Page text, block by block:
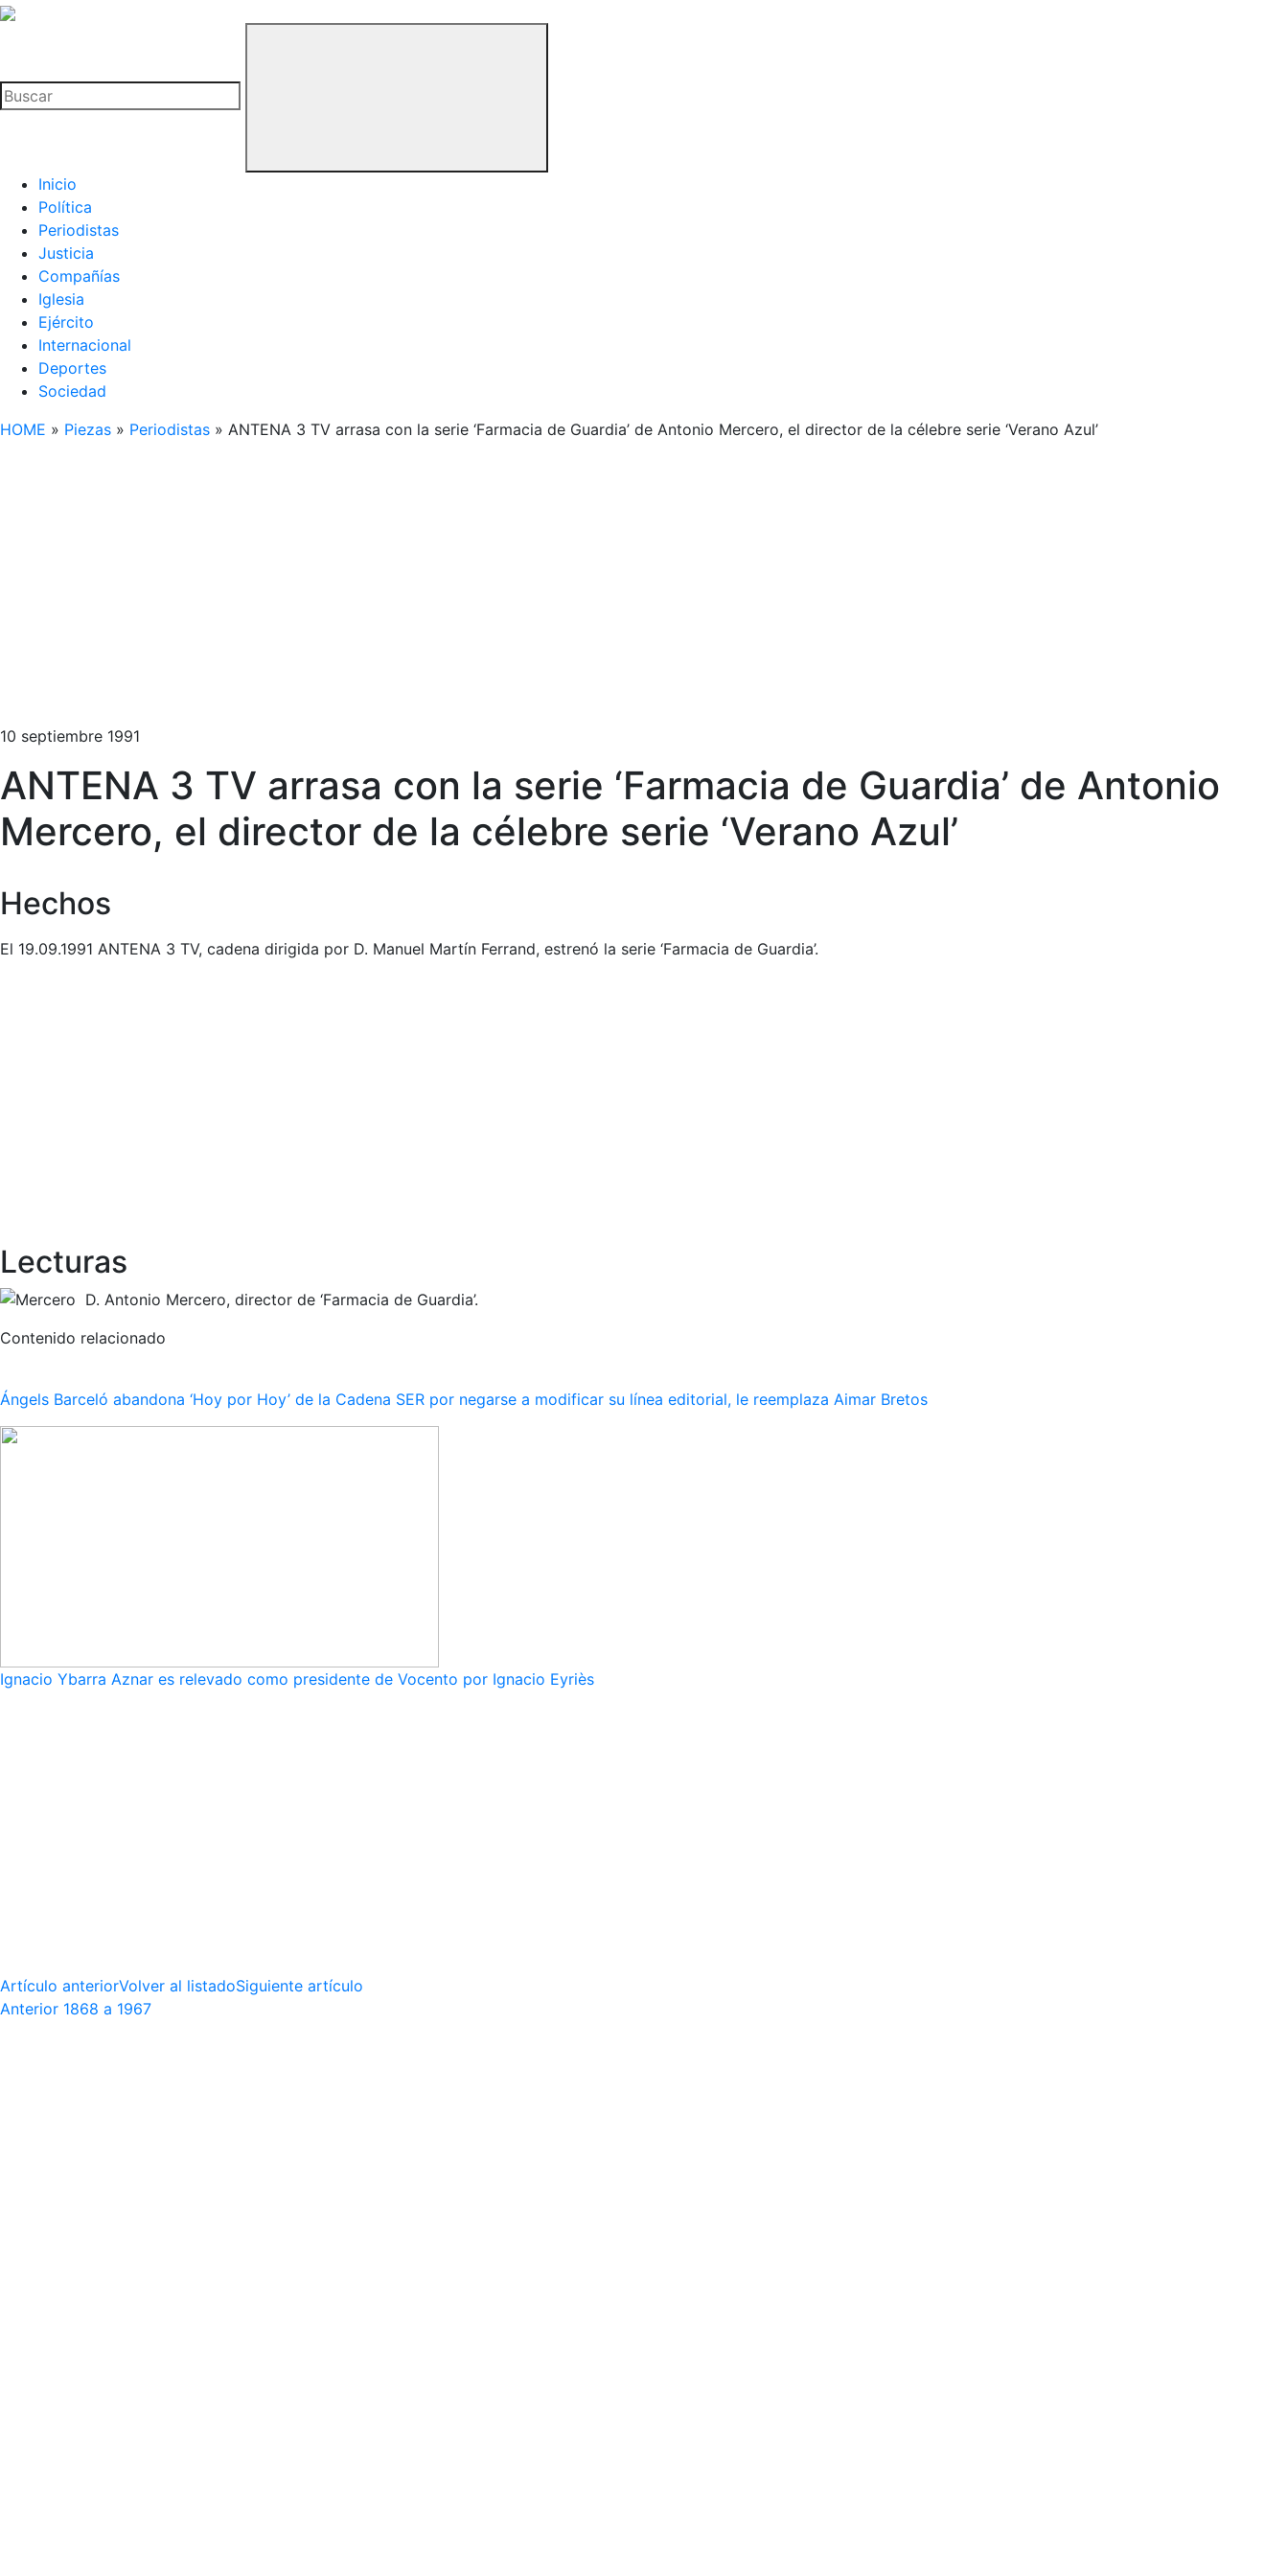
La
Buitre
Inicio
Política
Periodistas
Justicia
Compañías
Iglesia
Ejército
Internacional
Deportes
Sociedad
HOME » Piezas » Periodistas » ANTENA 3 TV arrasa con la serie ‘Farmacia de Guardia’ de Antonio Mercero, el director de la célebre serie ‘Verano Azul’
10 septiembre 1991
ANTENA 3 TV arrasa con la serie ‘Farmacia de Guardia’ de Antonio
Mercero, el director de la célebre serie ‘Verano Azul’
Hechos
El 19.09.1991 ANTENA 3 TV, cadena dirigida por D. Manuel Martín Ferrand, estrenó la serie ‘Farmacia de Guardia’.
Lecturas
D. Antonio Mercero, director de ‘Farmacia de Guardia’.
Contenido relacionado
Ángels Barceló abandona ‘Hoy por Hoy’ de la Cadena SER por negarse a modificar su línea editorial, le reemplaza Aimar Bretos
Ignacio Ybarra Aznar es relevado como presidente de Vocento por Ignacio Eyriès
Artículo anteriorVolver al listadoSiguiente artículo
Anterior 1868 a 1967